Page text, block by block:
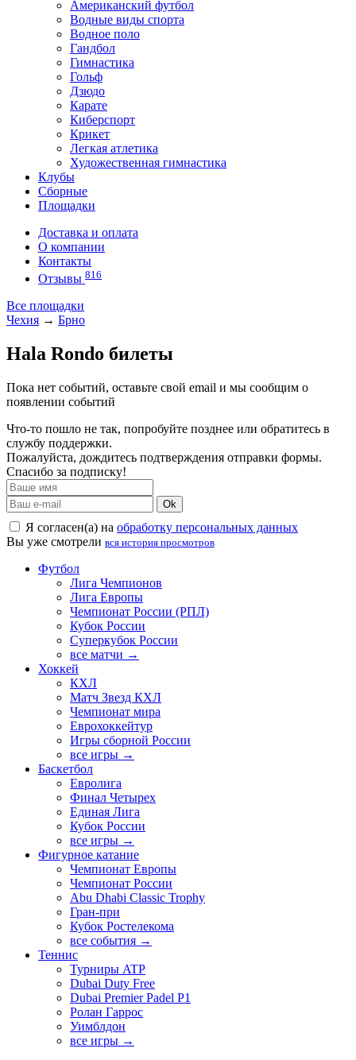
Американский футбол
Водные виды спорта
Водное поло
Гандбол
Гимнастика
Гольф
Дзюдо
Карате
Киберспорт
Крикет
Легкая атлетика
Художественная гимнастика
Клубы
Сборные
Площадки
Доставка и оплата
О компании
Контакты
Отзывы 816
Все площадки
Чехия → Брно
Hala Rondo билеты
Пока нет событий, оставьте свой email и мы сообщим о
появлении событий
Что-то пошло не так, попробуйте позднее или обратитесь в
службу поддержки.
Пожалуйста, дождитесь подтверждения отправки формы.
Спасибо за подписку!
Ok
Я согласен(а) на обработку персональных данных
Вы уже смотрели вся история просмотров
Футбол
Лига Чемпионов
Лига Европы
Чемпионат России (РПЛ)
Кубок России
Суперкубок России
все матчи →
Хоккей
КХЛ
Матч Звезд КХЛ
Чемпионат мира
Еврохоккейтур
Игры сборной России
все игры →
Баскетбол
Евролига
Финал Четырех
Единая Лига
Кубок России
все игры →
Фигурное катание
Чемпионат Европы
Чемпионат России
Abu Dhabi Classic Trophy
Гран-при
Кубок Ростелекома
все события →
Теннис
Турниры ATP
Dubai Duty Free
Dubai Premier Padel P1
Ролан Гаррос
Уимблдон
все игры →